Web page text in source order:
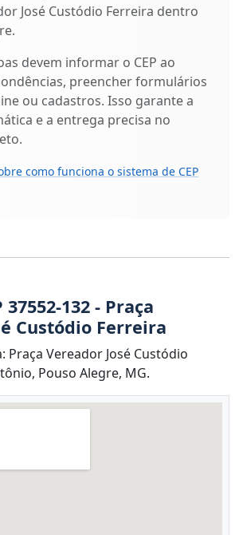
José Custódio Ferreira dentro
devem informar o CEP ao
preencher formulários
ou cadastros. Isso garante a
e a entrega precisa no
como funciona o sistema de CEP
37552-132 - Praça
Custódio Ferreira
Praça Vereador José Custódio
Pouso Alegre, MG.